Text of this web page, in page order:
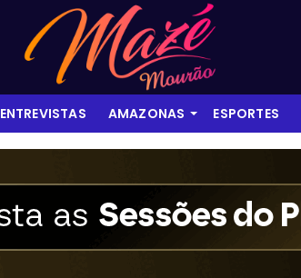
ENTREVISTAS AMAZONAS ESPORTES